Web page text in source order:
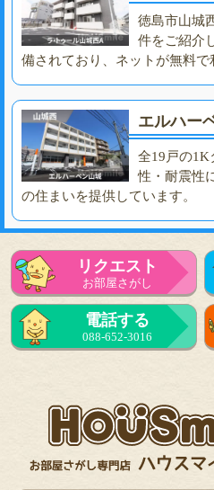
徳島市山城
件をご紹介
備されており、ネットが無料で
エルハー
全19戸の1K
性・耐震性
の住まいを提供しています。
リクエスト
お部屋さがし
電話する
088-652-3016